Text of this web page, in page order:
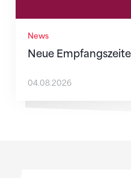
News
Neue
04.08.2026